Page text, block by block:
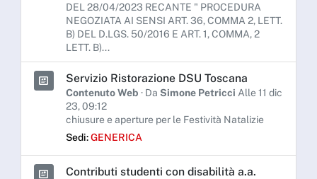
DEL 28/04/2023 RECANTE " PROCEDURA
NEGOZIATA AI SENSI ART. 36, COMMA 2, LETT.
B) DEL D.LGS. 50/2016 E ART. 1, COMMA, 2
LETT. B)...
Servizio Ristorazione DSU Toscana
Contenuto Web · Da Simone Petricci Alle 11 dic
23, 09:12
chiusure e aperture per le Festività Natalizie
Sedi:GENERICA
Contributi studenti con disabilità a.a.